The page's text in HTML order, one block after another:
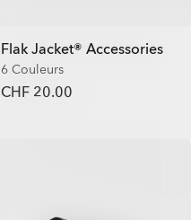
Flak Jacket® Accessories
6 Couleurs
CHF 20.00